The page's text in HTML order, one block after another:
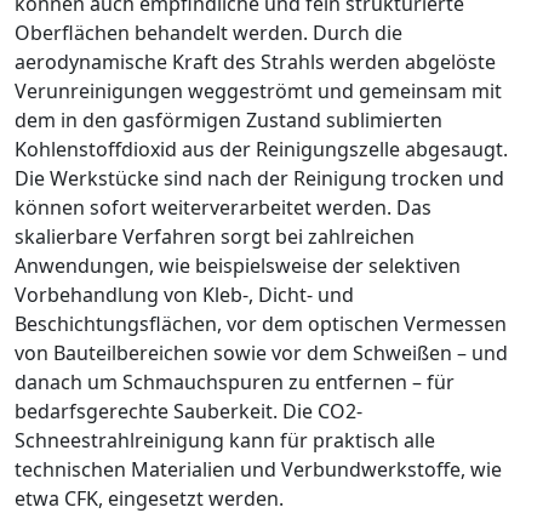
Oberflächen behandelt werden. Durch die
aerodynamische Kraft des Strahls werden abgelöste
Verunreinigungen weggeströmt und gemeinsam mit
dem in den gasförmigen Zustand sublimierten
Kohlenstoffdioxid aus der Reinigungszelle abgesaugt.
Die Werkstücke sind nach der Reinigung trocken und
können sofort weiterverarbeitet werden. Das
skalierbare Verfahren sorgt bei zahlreichen
Anwendungen, wie beispielsweise der selektiven
Vorbehandlung von Kleb-, Dicht- und
Beschichtungsflächen, vor dem optischen Vermessen
von Bauteilbereichen sowie vor dem Schweißen – und
danach um Schmauchspuren zu entfernen – für
bedarfsgerechte Sauberkeit. Die CO2-
Schneestrahlreinigung kann für praktisch alle
technischen Materialien und Verbundwerkstoffe, wie
etwa CFK, eingesetzt werden.